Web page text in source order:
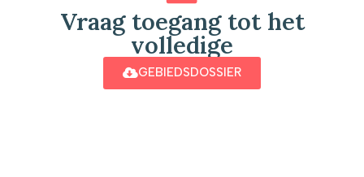
Vraag toegang tot het
volledige
GEBIEDSDOSSIER